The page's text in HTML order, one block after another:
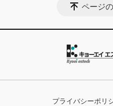
ページ
プライバシーポリ